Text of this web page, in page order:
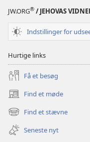
JW.ORG® / JEHOVAS
Indstillinger for
Hurtige links
Få et besøg
Find et møde
(åbner
nyt
vindue)
Find et stævne
(åbner
nyt
vindue)
Seneste nyt